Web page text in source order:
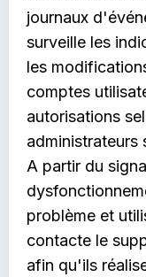
journaux
surveille les
les
comptes
autorisations
administrateurs
A partir du
problème et
contacte le
afin qu'ils